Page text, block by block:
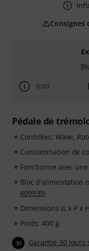
0:00
Pédale de
Contrôles: Wave,
Consommation de
Fonctionne avec
Bloc d'alimentation
409939)
Dimensions (L x P x
Poids: 400 g
30 Garantie 30
Consignes